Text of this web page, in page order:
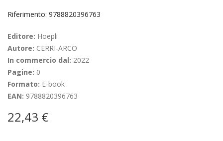
Riferimento: 9788820396763
Editore: Hoepli
Autore: CERRI-ARCO
In commercio dal: 2022
Pagine: 0
Formato: E-book
EAN: 9788820396763
22,43 €